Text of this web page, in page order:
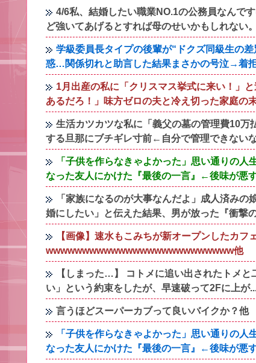
4/6私、結婚したい職業NO.1の公務員なんで
ど強いてあげるとすれば母のせいかもしれない
学級委員長タイプの後輩が“ドクズ同級生の
惑…関係切れと助言した結果まさかの号泣→着
1月出産の私に「クリスマス挙式に来い！」
あるだろ！」味方ゼロの夫と冷え切った家庭
生活カツカツな私に「義父の墓の管理費10
する旦那にブチギレ寸前←自分で管理できない
「子供を作らなきゃよかった」思い通りの
なった友人にかけた『最後の一言』←後味が悪
「家族になるのが大事なんだよ」成人済み
婚にしたい」と伝えた結果、男が放った『衝
【画像】速水もこみちが新オープンしたカフ
wwwwwwwwwwwwwwwwwwwwwwwwww他
【しまった…】 コトメに追い出されたトメ
い」という約束をしたが、早速破って2Fに上が
言うほどスーパーカブって良いバイクか？他
「子供を作らなきゃよかった」思い通りの
なった友人にかけた『最後の一言』←後味が悪